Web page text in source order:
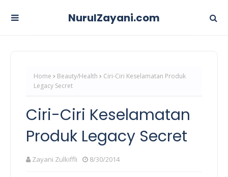
NurulZayani.com
Home Beauty/Health
Ciri-Ciri Keselamatan Produk
Legacy Secret
Ciri-Ciri Keselamatan
Produk Legacy Secret
Zayani Zulkiffli 8/30/2014